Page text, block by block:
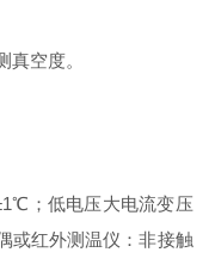
空度。
；低电压大电流变压
或红外测温仪：非接触